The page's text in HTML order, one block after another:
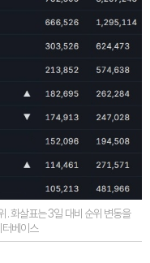
. 화살표는 3일 대비 순위 변동을
터베이스